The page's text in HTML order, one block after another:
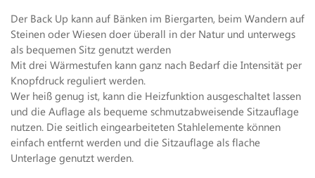
Der Back Up kann auf Bänken im Biergarten, beim Wandern auf
Steinen oder Wiesen doer überall in der Natur und unterwegs
als bequemen Sitz genutzt werden
Mit drei Wärmestufen kann ganz nach Bedarf die Intensität per
Knopfdruck reguliert werden.
Wer heiß genug ist, kann die Heizfunktion ausgeschaltet lassen
und die Auflage als bequeme schmutzabweisende Sitzauflage
nutzen. Die seitlich eingearbeiteten Stahlelemente können
einfach entfernt werden und die Sitzauflage als flache
Unterlage genutzt werden.